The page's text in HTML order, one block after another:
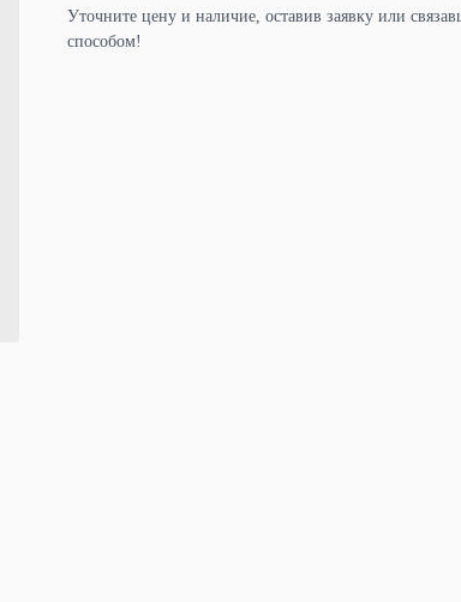
Уточните цену и наличие, оставив заявку или
способом!